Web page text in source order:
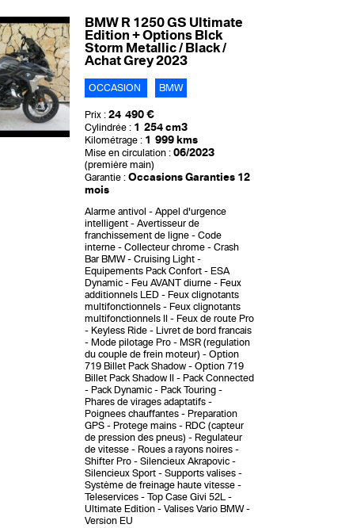
BMW R 1250 GS Ultimate
Edition + Options Blck
Storm Metallic / Black /
Achat Grey 2023
OCCASION BMW
Prix : 24 490 €
Cylindrée : 1 254 cm3
Kilométrage : 1 999 kms
Mise en circulation : 06/2023
(première main)
Garantie : Occasions Garanties 12
mois
Alarme antivol
Appel d'urgence
intelligent
Avertisseur de
franchissement de ligne
Code
interne
Collecteur chrome
Crash
Bar BMW
Cruising Light
Equipements Pack Confort
ESA
Dynamic
Feu AVANT diurne
Feux
additionnels LED
Feux clignotants
multifonctionnels
Feux clignotants
multifonctionnels II
Feux de route Pro
Keyless Ride
Livret de bord francais
Mode pilotage Pro
MSR (regulation
du couple de frein moteur)
Option
719 Billet Pack Shadow
Option 719
Billet Pack Shadow II
Pack Connected
Pack Dynamic
Pack Touring
Phares de virages adaptatifs
Poignees chauffantes
Preparation
GPS
Protege mains
RDC (capteur
de pression des pneus)
Regulateur
de vitesse
Roues a rayons noires
Shifter Pro
Silencieux Akrapovic
Silencieux Sport
Supports valises
Système de freinage haute vitesse
Teleservices
Top Case Givi 52L
Ultimate Edition
Valises Vario BMW
Version EU